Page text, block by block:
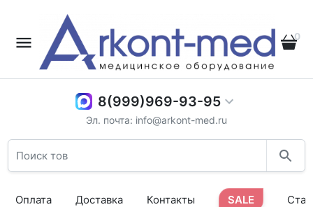
0
8(999)969-93-95
Эл. почта: info@arkont-med.ru
Оплата Доставка Контакты SALE